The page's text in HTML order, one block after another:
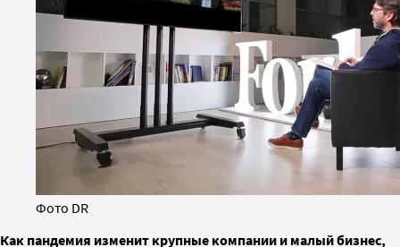
Фото DR
Как пандемия изменит крупные компании и малый бизнес,